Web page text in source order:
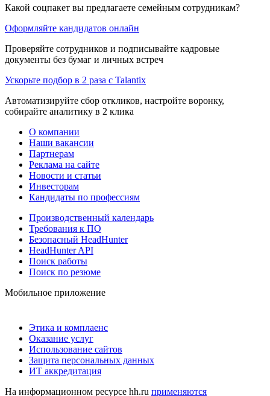
Какой соцпакет вы предлагаете семейным сотрудникам?
Оформляйте кандидатов онлайн
Проверяйте сотрудников и подписывайте кадровые
документы без бумаг и личных встреч
Ускорьте подбор в 2 раза с Talantix
Автоматизируйте сбор откликов, настройте воронку,
собирайте аналитику в 2 клика
О компании
Наши вакансии
Партнерам
Реклама на сайте
Новости и статьи
Инвесторам
Кандидаты по профессиям
Производственный календарь
Требования к ПО
Безопасный HeadHunter
HeadHunter API
Поиск работы
Поиск по резюме
Мобильное приложение
Этика и комплаенс
Оказание услуг
Использование сайтов
Защита персональных данных
ИТ аккредитация
На информационном ресурсе hh.ru применяются